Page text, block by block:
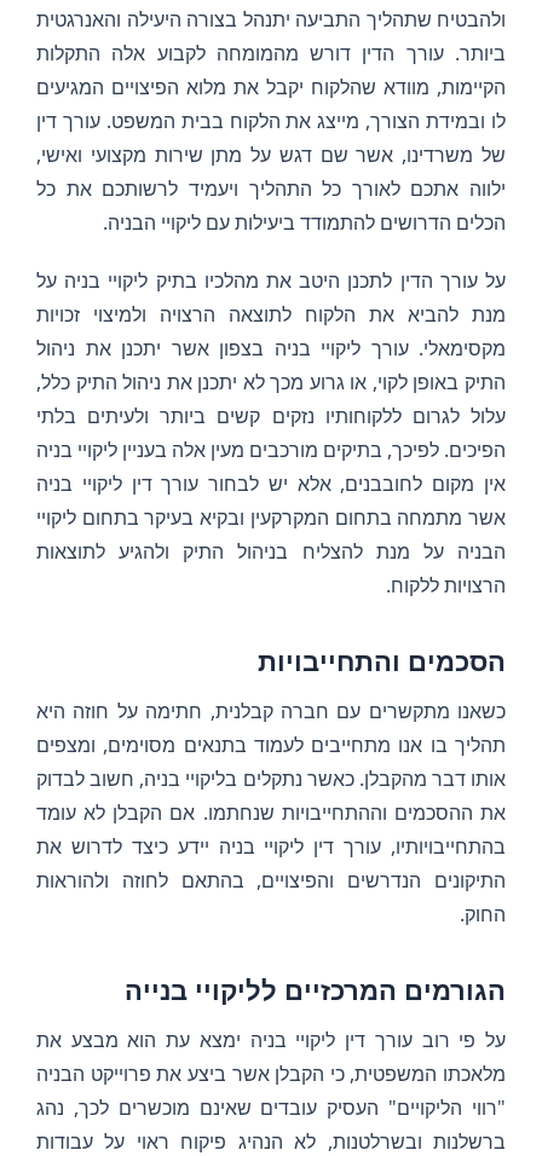
ולהבטיח שתהליך התביעה יתנהל בצורה היעילה והאנרגטית
ביותר. עורך הדין דורש מהמומחה לקבוע אלה התקלות
הקיימות, מוודא שהלקוח יקבל את מלוא הפיצויים המגיעים
לו ובמידת הצורך, מייצג את הלקוח בבית המשפט. עורך דין
של משרדינו, אשר שם דגש על מתן שירות מקצועי ואישי,
ילווה אתכם לאורך כל התהליך ויעמיד לרשותכם את כל
הכלים הדרושים להתמודד ביעילות עם ליקויי הבניה.
על עורך הדין לתכנן היטב את מהלכיו בתיק ליקויי בניה על
מנת להביא את הלקוח לתוצאה הרצויה ולמיצוי זכויות
מקסימאלי. עורך ליקויי בניה בצפון אשר יתכנן את ניהול
התיק באופן לקוי, או גרוע מכך לא יתכנן את ניהול התיק כלל,
עלול לגרום ללקוחותיו נזקים קשים ביותר ולעיתים בלתי
הפיכים. לפיכך, בתיקים מורכבים מעין אלה בעניין ליקויי בניה
אין מקום לחובבנים, אלא יש לבחור עורך דין ליקויי בניה
אשר מתמחה בתחום המקרקעין ובקיא בעיקר בתחום ליקויי
הבניה על מנת להצליח בניהול התיק ולהגיע לתוצאות
הרצויות ללקוח.
הסכמים והתחייבויות
כשאנו מתקשרים עם חברה קבלנית, חתימה על חוזה היא
תהליך בו אנו מתחייבים לעמוד בתנאים מסוימים, ומצפים
אותו דבר מהקבלן. כאשר נתקלים בליקויי בניה, חשוב לבדוק
את ההסכמים וההתחייבויות שנחתמו. אם הקבלן לא עומד
בהתחייבויותיו, עורך דין ליקויי בניה יידע כיצד לדרוש את
התיקונים הנדרשים והפיצויים, בהתאם לחוזה ולהוראות
החוק.
הגורמים המרכזיים לליקויי בנייה
על פי רוב עורך דין ליקויי בניה ימצא עת הוא מבצע את
מלאכתו המשפטית, כי הקבלן אשר ביצע את פרוייקט הבניה
"רווי הליקויים" העסיק עובדים שאינם מוכשרים לכך, נהג
ברשלנות ובשרלטנות, לא הנהיג פיקוח ראוי על עבודות